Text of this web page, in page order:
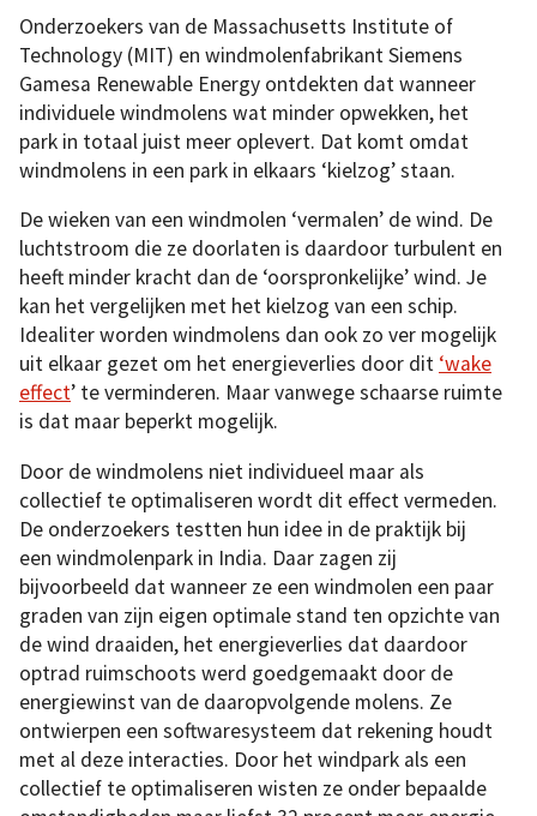
Onderzoekers van de Massachusetts Institute of
Technology (MIT) en windmolenfabrikant Siemens
Gamesa Renewable Energy ontdekten dat wanneer
individuele windmolens wat minder opwekken, het
park in totaal juist meer oplevert. Dat komt omdat
windmolens in een park in elkaars ‘kielzog’ staan.
De wieken van een windmolen ‘vermalen’ de wind. De
luchtstroom die ze doorlaten is daardoor turbulent en
heeft minder kracht dan de ‘oorspronkelijke’ wind. Je
kan het vergelijken met het kielzog van een schip.
Idealiter worden windmolens dan ook zo ver mogelijk
uit elkaar gezet om het energieverlies door dit ‘wake
effect’ te verminderen. Maar vanwege schaarse ruimte
is dat maar beperkt mogelijk.
Door de windmolens niet individueel maar als
collectief te optimaliseren wordt dit effect vermeden.
De onderzoekers testten hun idee in de praktijk bij
een windmolenpark in India. Daar zagen zij
bijvoorbeeld dat wanneer ze een windmolen een paar
graden van zijn eigen optimale stand ten opzichte van
de wind draaiden, het energieverlies dat daardoor
optrad ruimschoots werd goedgemaakt door de
energiewinst van de daaropvolgende molens. Ze
ontwierpen een softwaresysteem dat rekening houdt
met al deze interacties. Door het windpark als een
collectief te optimaliseren wisten ze onder bepaalde